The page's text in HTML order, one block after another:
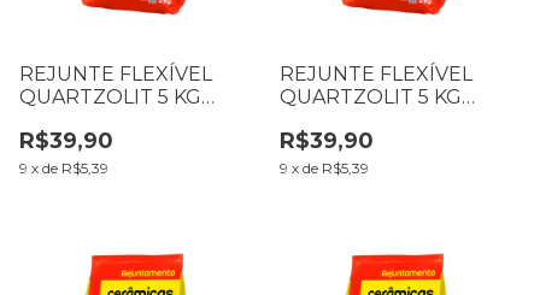
REJUNTE FLEXÍVEL
QUARTZOLIT 5 KG
R$39,90
9 x de R$5,39
REJUNTE FLEXÍVEL
QUARTZOLIT 5 KG
R$39,90
9 x de R$5,39